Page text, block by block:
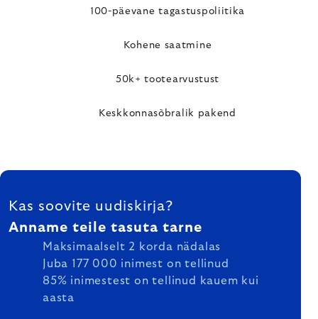
100-päevane tagastuspoliitika
Kohene saatmine
50k+ tootearvustust
Keskkonnasõbralik pakend
FOOTER
Kas soovite uudiskirja?
Anname teile tasuta tarne
Maksimaalselt 2 korda nädalas
Juba 177 000 inimest on tellinud
85% inimestest on tellinud kauem kui
aasta